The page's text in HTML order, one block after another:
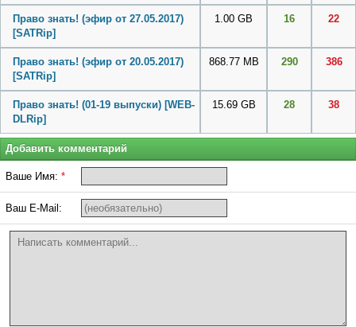
Право знать! (эфир от 27.05.2017)
[SATRip]
1.00 GB 16 22
Право знать! (эфир от 20.05.2017)
[SATRip]
868.77 MB 290 386
Право знать! (01-19 выпуски) [WEB-
DLRip]
15.69 GB 28 38
Добавить комментарий
Ваше Имя: *
Ваш E-Mail: